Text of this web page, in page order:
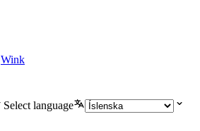
Wink
Select language